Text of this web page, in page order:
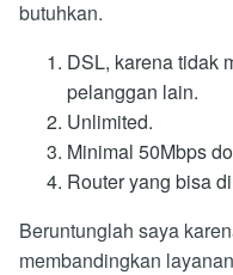
butuhkan.
DSL, karena tidak
pelanggan lain.
Unlimited.
Minimal 50Mbps
Router yang bisa
Beruntunglah saya
membandingkan